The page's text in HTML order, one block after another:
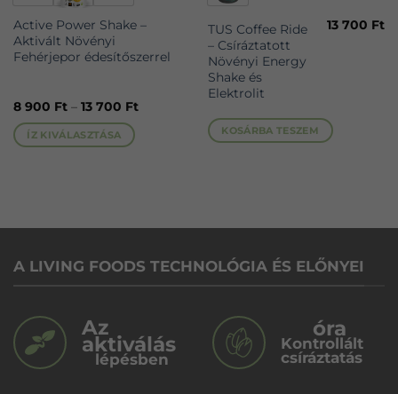
Active Power Shake –
Aktivált Növényi
Fehérjepor édesítőszerrel
8 900 Ft – 13 700 FtÁrtartomány:
ÍZ KIVÁLASZTÁSA
terméknek
több
variációja
változatok
a
termékoldalon
TUS Coffee Ride
– Csíráztatott
Növényi Energy
Shake és
Elektrolit
13 700 Ft
KOSÁRBA TESZEM
több
variációja
van.
A
a
termékoldalon
A LIVING FOODS TECHNOLÓGIA ÉS ELŐNYEI
Az
aktiválás
lépésben
óra
Kontrollált
csíráztatás